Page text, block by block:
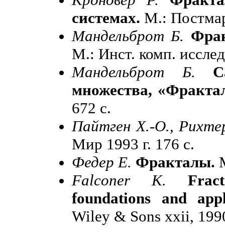
системах. М.:
Мандельброт Б.
М.: Инст. комп.
Мандельброт Б.
множества,
672 с.
Пайтген Х.-О.,
Мир 1993 г. 176 с.
Федер Е. Фракталы.
Falconer K.
foundations and
Wiley & Sons xxii,